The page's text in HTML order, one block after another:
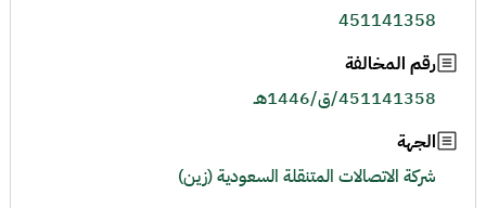
451141358
رقم المخالفة
451141358/ق/1446هـ
الجهة
شركة الاتصالات المتنقلة السعودية (زين)